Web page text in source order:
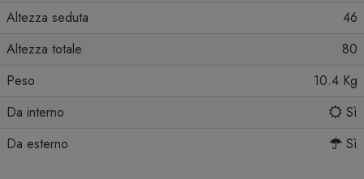
Altezza seduta
46
Altezza totale
80
Peso
10.4 Kg
Da interno
Sì
Da esterno
Sì